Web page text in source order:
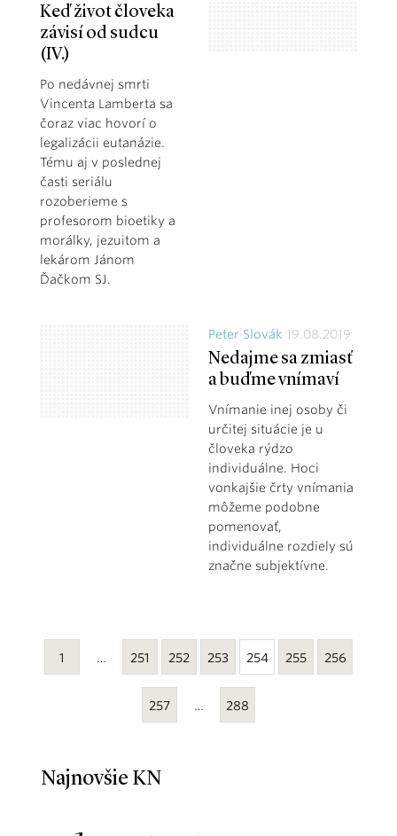
Keď život človeka
závisí od sudcu
(IV.)
Po nedávnej smrti
Vincenta Lamberta sa
čoraz viac hovorí o
legalizácii eutanázie.
Tému aj v poslednej
časti seriálu
rozoberieme s
profesorom bioetiky a
morálky, jezuitom a
lekárom Jánom
Ďačkom SJ.
Peter Slovák 19.08.2019
Nedajme sa zmiasť
a buďme vnímaví
Vnímanie inej osoby či
určitej situácie je u
človeka rýdzo
individuálne. Hoci
vonkajšie črty vnímania
môžeme podobne
pomenovať,
individuálne rozdiely sú
značne subjektívne.
1 … 251 252 253 254 255 256
257 … 288
Najnovšie KN